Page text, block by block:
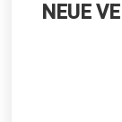
NEUE